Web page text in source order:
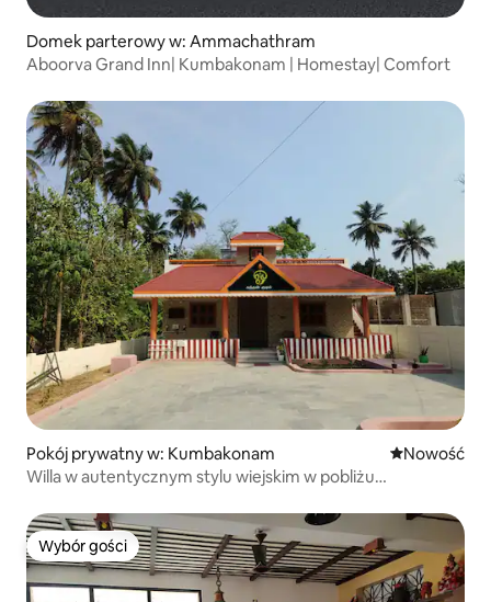
Domek parterowy w: Ammachathram
Aboorva Grand Inn| Kumbakonam | Homestay| Comfort
Pokój prywatny w: Kumbakonam Nowe
Nowość
Willa w autentycznym stylu wiejskim w pobliżu
Wybór gości
Wybór gości